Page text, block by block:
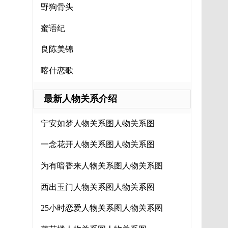
野狗骨头
蜜语纪
良陈美锦
喀什恋歌
最新人物关系介绍
宁安如梦人物关系图人物关系图
一念花开人物关系图人物关系图
为有暗香来人物关系图人物关系图
西出玉门人物关系图人物关系图
25小时恋爱人物关系图人物关系图